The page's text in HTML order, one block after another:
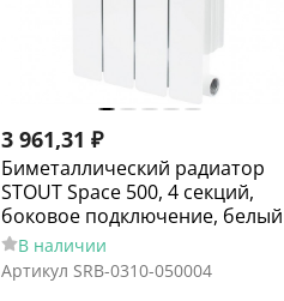
3 961,31 ₽
Биметаллический радиатор
STOUT Space 500, 4 секций,
боковое подключение, белый
В наличии
Артикул SRB-0310-050004